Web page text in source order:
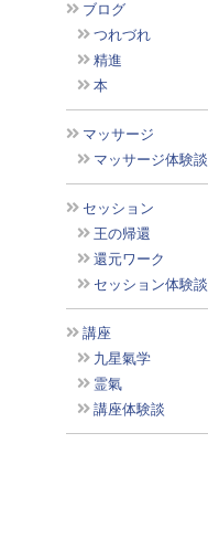
ブログ
つれづれ
精進
本
マッサージ
マッサージ体験談
セッション
王の帰還
還元ワーク
セッション体験談
講座
九星氣学
霊氣
講座体験談